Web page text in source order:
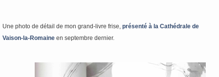
Une photo de détail de mon grand-livre frise, présenté à la Cathédrale de
Vaison-la-Romaine en septembre dernier.